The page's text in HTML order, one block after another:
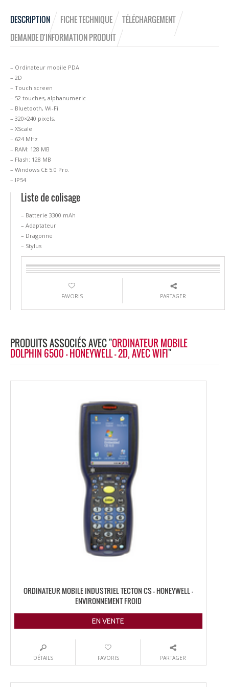
DESCRIPTION FICHE TECHNIQUE
TÉLÉCHARGEMENT
DEMANDE D'INFORMATION PRODUIT
– Ordinateur mobile PDA
– 2D
– Touch screen
– 52 touches, alphanumeric
– Bluetooth, Wi-Fi
– 320×240 pixels,
– XScale
– 624 MHz
– RAM: 128 MB
– Flash: 128 MB
– Windows CE 5.0 Pro.
– IP54
Liste de colisage
– Batterie 3300 mAh
– Adaptateur
– Dragonne
– Stylus
FAVORIS PARTAGER
PRODUITS ASSOCIÉS AVEC "ORDINATEUR MOBILE
DOLPHIN 6500 - HONEYWELL - 2D, AVEC WIFI"
ORDINATEUR MOBILE INDUSTRIEL TECTON CS – HONEYWELL –
ENVIRONNEMENT FROID
EN VENTE
DÉTAILS FAVORIS PARTAGER